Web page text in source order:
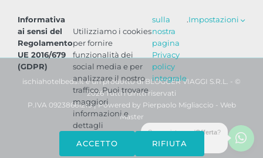
ischiahotelbeds.it è un prodotto di BLOGGER VIAGGI S.R.L. - ©
2026 Tutti i diritti riservati
P.IVA 09238661210 | Powered by Pierpaolo Migliaccio - Web
Master
Informativa
ai sensi del
Regolamento
UE 2016/679
(GDPR)
Utilizziamo i cookies
per fornire
funzionalità dei
social media e per
analizzare il nostro
traffico. Puoi trovare
maggiori
informazioni e
dettagli
sulla
nostra
pagina
Privacy
policy
integrale
.Impostazioni
ACCETTO RIFIUTA
Serve aiuto o un'Offerta?
Scrivici ora!